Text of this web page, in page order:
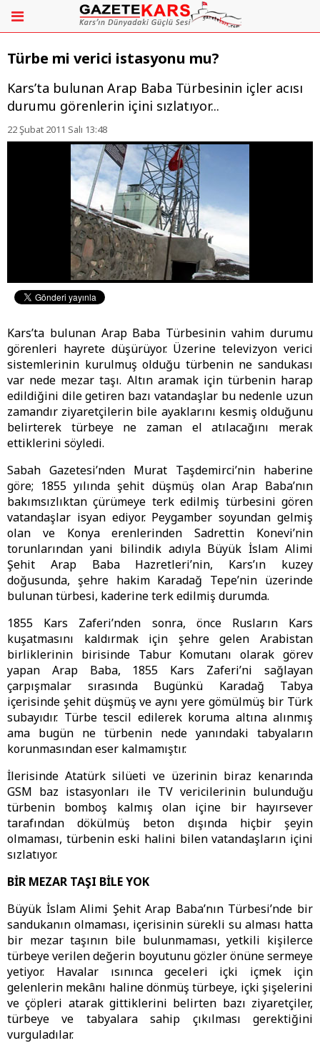
Türbe mi verici istasyonu mu?
Kars’ta bulunan Arap Baba Türbesinin içler acısı
durumu görenlerin içini sızlatıyor...
22 Şubat 2011 Salı 13:48
Kars’ta bulunan Arap Baba Türbesinin vahim durumu
görenleri hayrete düşürüyor. Üzerine televizyon verici
sistemlerinin kurulmuş olduğu türbenin ne sandukası
var nede mezar taşı. Altın aramak için türbenin harap
edildiğini dile getiren bazı vatandaşlar bu nedenle uzun
zamandır ziyaretçilerin bile ayaklarını kesmiş olduğunu
belirterek türbeye ne zaman el atılacağını merak
ettiklerini söyledi.
Sabah Gazetesi’nden Murat Taşdemirci’nin haberine
göre; 1855 yılında şehit düşmüş olan Arap Baba’nın
bakımsızlıktan çürümeye terk edilmiş türbesini gören
vatandaşlar isyan ediyor. Peygamber soyundan gelmiş
olan ve Konya erenlerinden Sadrettin Konevi’nin
torunlarından yani bilindik adıyla Büyük İslam Alimi
Şehit Arap Baba Hazretleri’nin, Kars’ın kuzey
doğusunda, şehre hakim Karadağ Tepe’nin üzerinde
bulunan türbesi, kaderine terk edilmiş durumda.
1855 Kars Zaferi’nden sonra, önce Rusların Kars
kuşatmasını kaldırmak için şehre gelen Arabistan
birliklerinin birisinde Tabur Komutanı olarak görev
yapan Arap Baba, 1855 Kars Zaferi’ni sağlayan
çarpışmalar sırasında Bugünkü Karadağ Tabya
içerisinde şehit düşmüş ve aynı yere gömülmüş bir Türk
subayıdır. Türbe tescil edilerek koruma altına alınmış
ama bugün ne türbenin nede yanındaki tabyaların
korunmasından eser kalmamıştır.
İlerisinde Atatürk silüeti ve üzerinin biraz kenarında
GSM baz istasyonları ile TV vericilerinin bulunduğu
türbenin bomboş kalmış olan içine bir hayırsever
tarafından dökülmüş beton dışında hiçbir şeyin
olmaması, türbenin eski halini bilen vatandaşların içini
sızlatıyor.
BİR MEZAR TAŞI BİLE YOK
Büyük İslam Alimi Şehit Arap Baba’nın Türbesi’nde bir
sandukanın olmaması, içerisinin sürekli su alması hatta
bir mezar taşının bile bulunmaması, yetkili kişilerce
türbeye verilen değerin boyutunu gözler önüne sermeye
yetiyor. Havalar ısınınca geceleri içki içmek için
gelenlerin mekânı haline dönmüş türbeye, içki şişelerini
ve çöpleri atarak gittiklerini belirten bazı ziyaretçiler,
türbeye ve tabyalara sahip çıkılması gerektiğini
vurguladılar.